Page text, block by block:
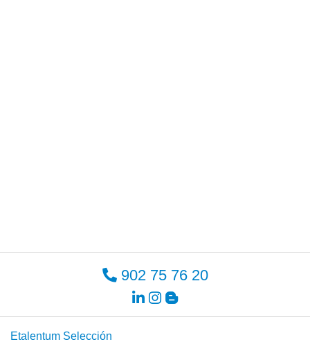
902 75 76 20
Etalentum Selección